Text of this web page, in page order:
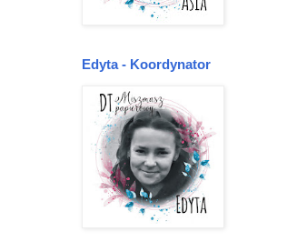
Edyta - Koordynator